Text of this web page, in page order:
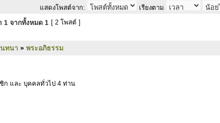
แสดงโพสต์จาก: เรียงตาม
1 จากทั้งหมด 1 [ 2 โพสต์ ]
ทนา » พระอภิธรรม
ก และ บุคคลทั่วไป 4 ท่าน